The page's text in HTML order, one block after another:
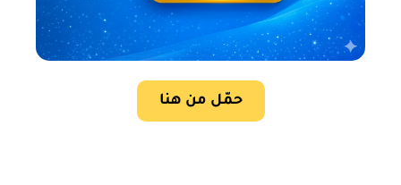
حمّل من هنا